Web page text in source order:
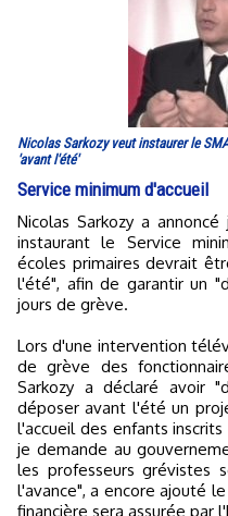
Nicolas Sarkozy veut instaurer le SMA
'avant l'été'
Service minimum d'accueil
Nicolas Sarkozy a annoncé jeudi 15 mai qu'un projet de loi
instaurant le Service
écoles primaires devrait
l'été", afin de garantir un
jours de grève.
Lors d'une intervention
de grève des
Sarkozy a déclaré avoir
déposer avant l'été un
l'accueil des enfants
je demande au
les professeurs grévistes
l'avance", a encore ajouté
financière sera assurée par